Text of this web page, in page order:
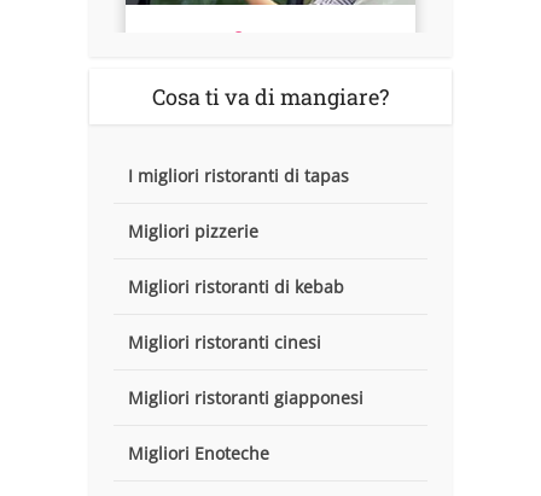
Cosa ti va di mangiare?
I migliori ristoranti di tapas
Migliori pizzerie
Migliori ristoranti di kebab
Migliori ristoranti cinesi
Migliori ristoranti giapponesi
Migliori Enoteche